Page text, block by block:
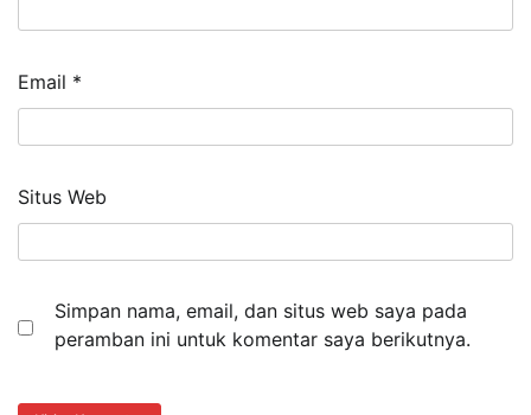
Email *
Situs Web
Simpan nama, email, dan situs web saya pada
peramban ini untuk komentar saya berikutnya.